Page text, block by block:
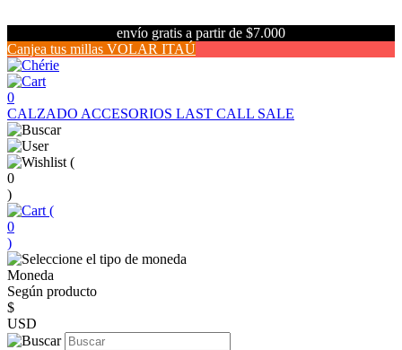
envío gratis a partir de $7.000
Canjea tus millas VOLAR ITAÚ
0
CALZADO ACCESORIOS LAST CALL SALE
(
0
)
(
0
)
Moneda
Según producto
$
USD